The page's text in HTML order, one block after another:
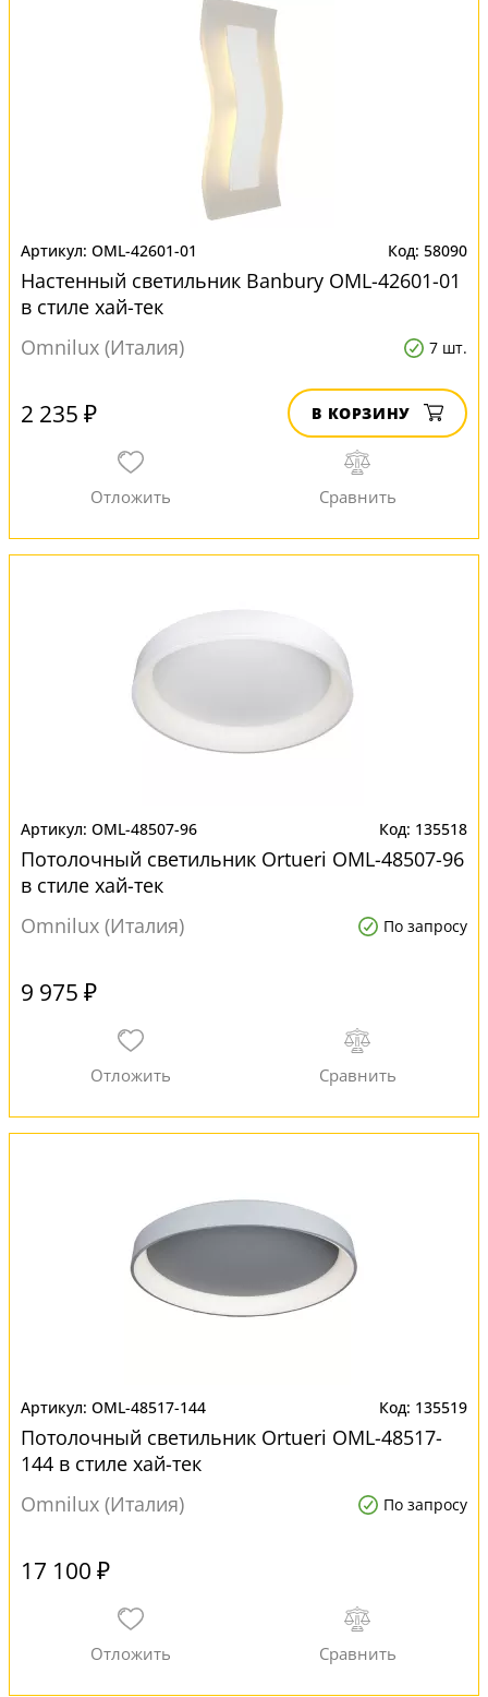
OML-42601-01 58090
Настенный светильник Banbury OML-42601-01
в стиле хай-тек
Omnilux (Италия)
7 шт.
2 235 ₽ В КОРЗИНУ
OML-48507-96 135518
Потолочный светильник Ortueri OML-48507-96
в стиле хай-тек
Omnilux (Италия)
По запросу
9 975 ₽
OML-48517-144 135519
Потолочный светильник Ortueri OML-48517-
144 в стиле хай-тек
Omnilux (Италия)
По запросу
17 100 ₽